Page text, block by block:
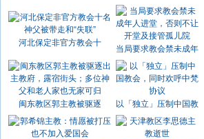
河北保定非官方教会十
当局要求教会禁未成年
闽东教区郭主教被驱逐 以「独立」压制中国教